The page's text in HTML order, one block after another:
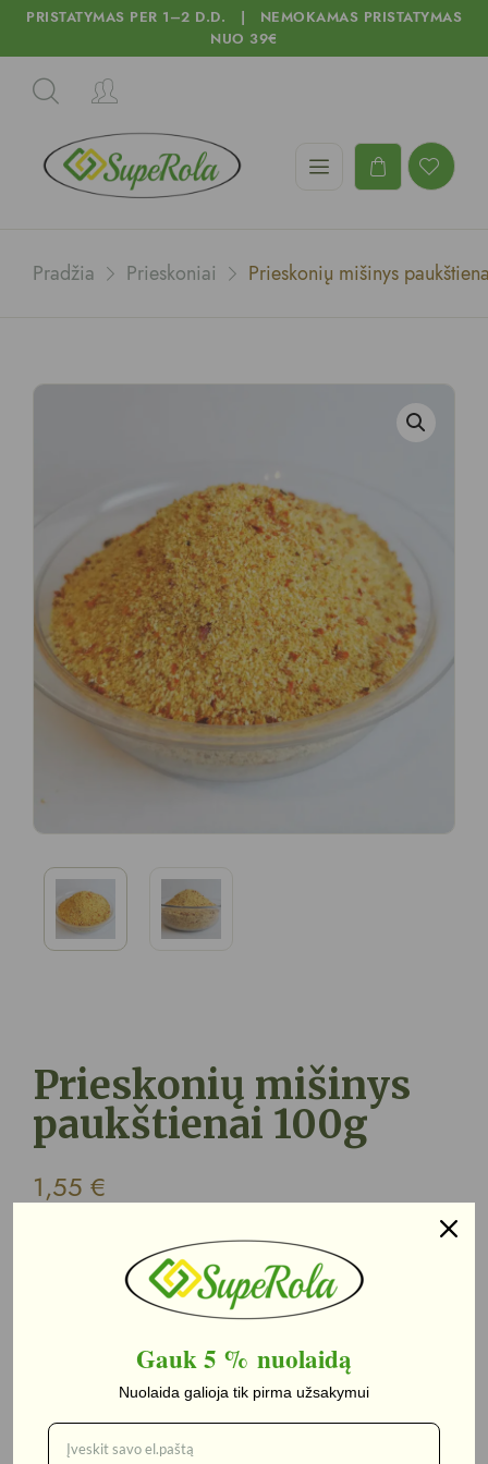
PRISTATYMAS PER 1–2 D.D. | NEMOKAMAS PRISTATYMAS
NUO 39€
Pradžia Prieskoniai Prieskonių mišinys
Prieskonių mišinys
paukštienai 100g
1,55 €
100 g.
Į krepšelį
Gauk 5 % nuolaidą
Nuolaida galioja tik pirma užsakymui